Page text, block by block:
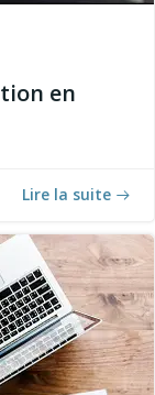
en
Lire la suite